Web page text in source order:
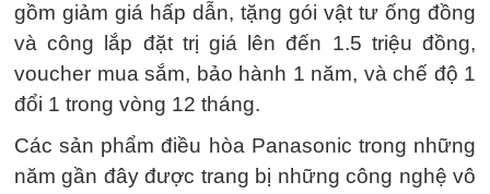
gồm giảm giá hấp dẫn, tặng gói vật tư ống đồng
và công lắp đặt trị giá lên đến 1.5 triệu đồng,
voucher mua sắm, bảo hành 1 năm, và chế độ 1
đổi 1 trong vòng 12 tháng.
Các sản phẩm điều hòa Panasonic trong những
năm gần đây được trang bị những công nghệ vô